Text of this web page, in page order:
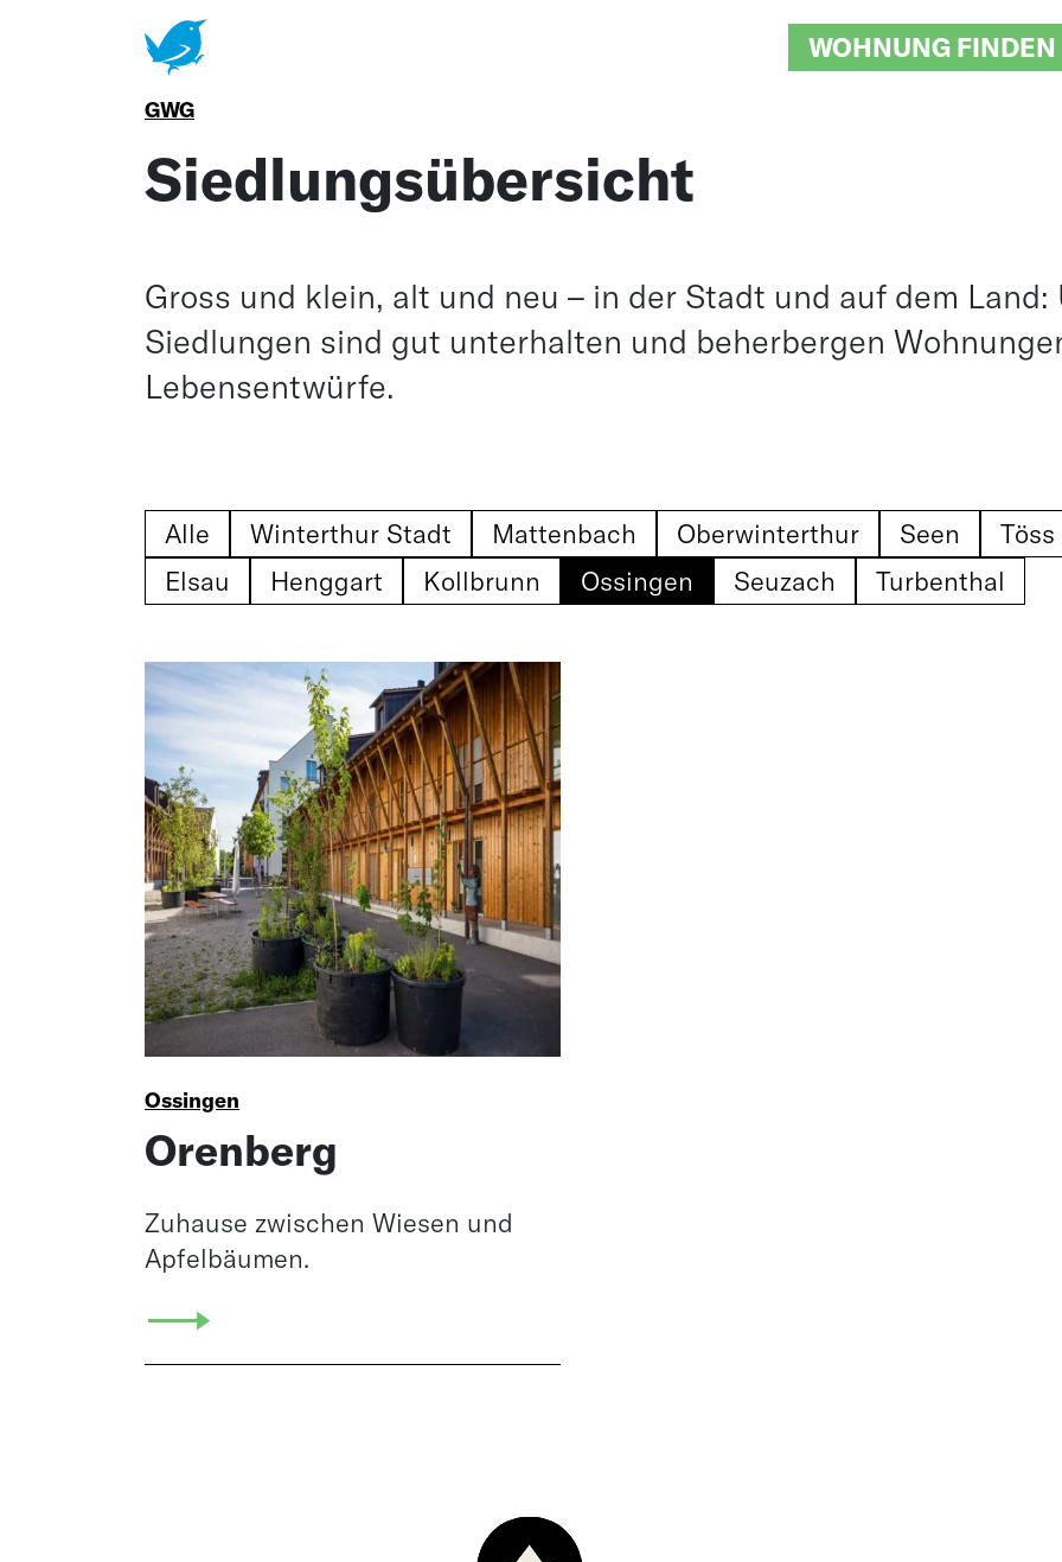
WOHNUNG FINDEN
Zum Menüumschalter springen
GWG
Siedlungsübersicht
Gross und klein, alt und neu – in der Stadt und auf dem Land:
Siedlungen sind gut unterhalten und beherbergen
Lebensentwürfe.
Alle Winterthur Stadt Mattenbach Oberwinterthur Seen Töss
Elsau
Henggart Kollbrunn Ossingen Seuzach Turbenthal
Ossingen
Orenberg
Zuhause zwischen Wiesen und
Apfelbäumen.